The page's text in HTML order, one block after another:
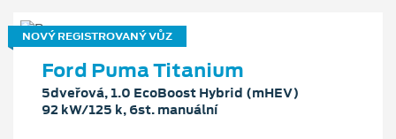
NOVÝ REGISTROVANÝ VŮZ
Ford Puma Titanium
5dveřová, 1.0 EcoBoost Hybrid (mHEV)
92 kW/125 k, 6st. manuální